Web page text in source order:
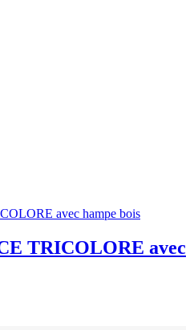
TRICOLORE avec